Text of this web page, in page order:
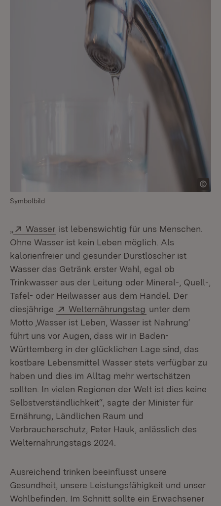
Symbolbild
Extern:
Wasser (Öffnet in neuem Fenster)
ist lebenswichtig für uns Menschen.
Ohne Wasser ist kein Leben möglich. Als
kalorienfreier und gesunder Durstlöscher ist
Wasser das Getränk erster Wahl, egal ob
Trinkwasser aus der Leitung oder Mineral-, Quell-,
Tafel- oder Heilwasser aus dem Handel. Der
diesjährige
Extern:
Welternährungstag (Öffnet in neuem
unter dem
Motto ‚Wasser ist Leben, Wasser ist Nahrung‘
führt uns vor Augen, dass wir in Baden-
Württemberg in der glücklichen Lage sind, das
kostbare Lebensmittel Wasser stets verfügbar zu
haben und dies im Alltag mehr wertschätzen
sollten. In vielen Regionen der Welt ist dies keine
Selbstverständlichkeit“, sagte der Minister für
Ernährung, Ländlichen Raum und
Verbraucherschutz, Peter Hauk, anlässlich des
Welternährungstags 2024.
Ausreichend trinken beeinflusst unsere
Gesundheit, unsere Leistungsfähigkeit und unser
Wohlbefinden. Im Schnitt sollte ein Erwachsener